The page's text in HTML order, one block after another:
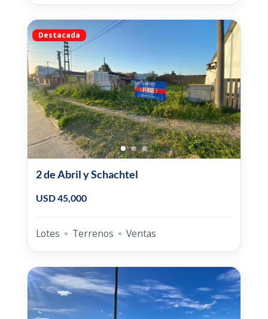
Destacada
2 de Abril y Schachtel
USD 45,000
Lotes Terrenos Ventas